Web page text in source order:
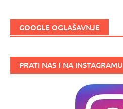
GOOGLE OGLAŠAVNJE
PRATI NAS I NA INSTAGRAMU